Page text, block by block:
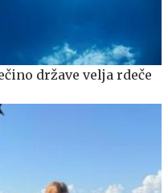
države velja rdeče